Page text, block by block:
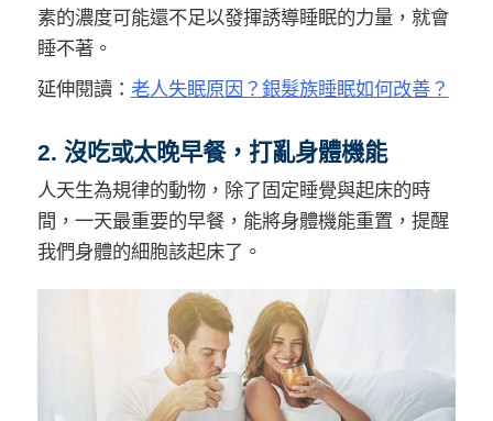
素的濃度可能還不足以發揮誘導睡眠的力量，就會
睡不著。
延伸閱讀： 老人失眠原因？銀髮族睡眠如何改善？
2. 沒吃或太晚早餐，打亂身體機能
人天生為規律的動物，除了固定睡覺與起床的時
間，一天最重要的早餐，能將身體機能重置，提醒
我們身體的細胞該起床了。